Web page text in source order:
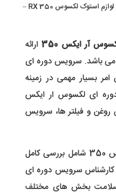
نصب آپشن لکسوس آر ایکس 350 – لوازم استوک لکسوس RX 350 –
آر ایکس 350
ارائه
باشد. سرویس دوره ای
بسیار مهمی در زمینه
ای لکسوس ار ایکس
روغن و فیلتر ها، سرویس
این سرویس دوره ای لکسوس ار ایکس 350 شامل بررسی کامل
سرویس دوره ای
بخش های مختلف